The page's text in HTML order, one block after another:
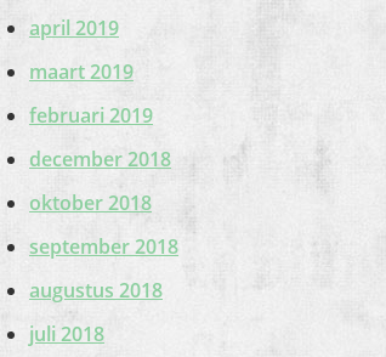
april 2019
maart 2019
februari 2019
december 2018
oktober 2018
september 2018
augustus 2018
juli 2018